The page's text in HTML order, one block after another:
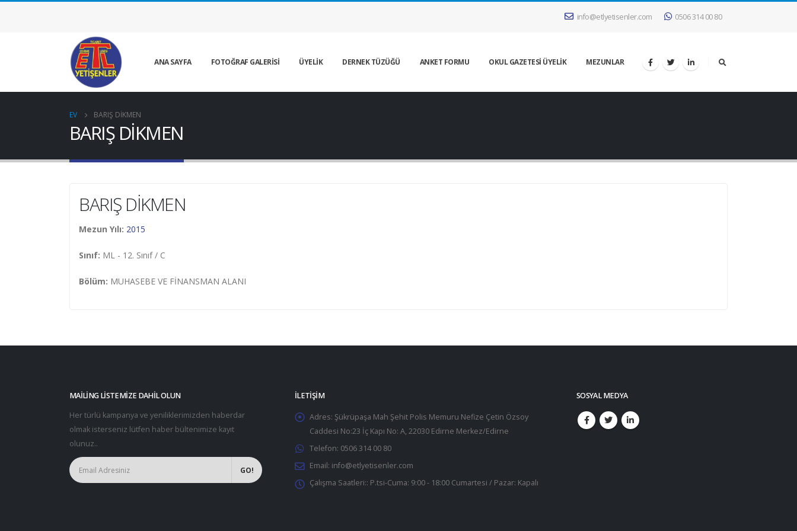
info@etlyetisenler.com 0506 314 00 80
ANA SAYFA FOTOĞRAF GALERİSİ ÜYELİK DERNEK TÜZÜĞÜ ANKET FORMU OKUL GAZETESİ ÜYELİK MEZUNLAR
EV BARIŞ DİKMEN
BARIŞ DİKMEN
BARIŞ DİKMEN
Mezun Yılı: 2015
Sınıf: ML - 12. Sınıf / C
Bölüm: MUHASEBE VE FİNANSMAN ALANI
MAILING LISTEMIZE DAHIL OLUN
Her türlü kampanya ve yeniliklerimizden haberdar
olmak isterseniz lütfen haber bültenimize kayıt
olunuz..
İLETIŞIM
Adres: Şükrüpaşa Mah Şehit Polis Memuru Nefize Çetin Özsoy
Caddesi No:23 İç Kapı No: A, 22030 Edirne Merkez/Edirne
Telefon: 0506 314 00 80
Email: info@etlyetisenler.com
Çalışma Saatleri:: P.tsi-Cuma: 9:00 - 18:00 Cumartesi / Pazar: Kapalı
SOSYAL MEDYA